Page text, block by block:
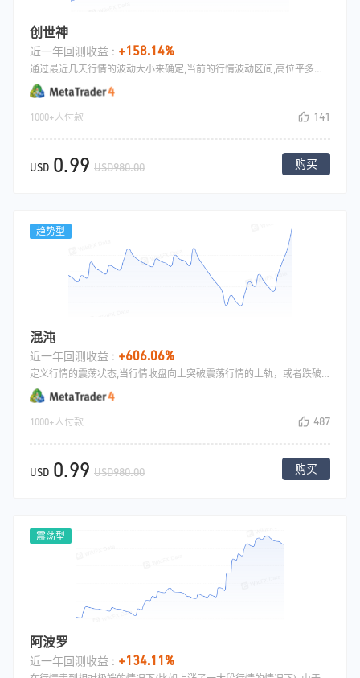
创世神
近一年回测收益 : +158.14%
通过最近几天行情的波动大小来确定,当前的行情波动区间,高位平多开空,低位平空开多,如此来回做震荡
1000+人付款 141
USD 0.99 USD980.00 购买
趋势型
混沌
近一年回测收益 : +606.06%
定义行情的震荡状态,当行情收盘向上突破震荡行情的上轨，或者跌破震荡行情下轨,都是一个比较好的关键交易点位,此时部分趋势品种可以打出较好盈亏比的收益.
1000+人付款 487
USD 0.99 USD980.00 购买
震荡型
阿波罗
近一年回测收益 : +134.11%